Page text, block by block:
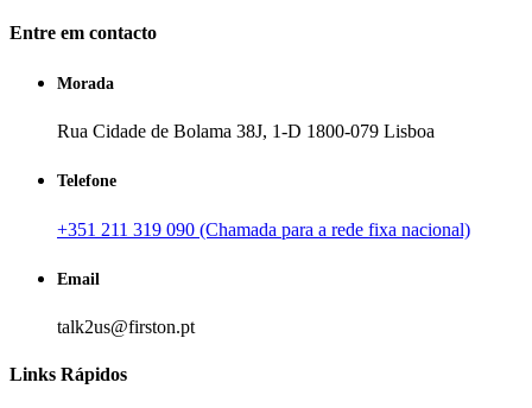
Entre em contacto
Morada
Rua Cidade de Bolama 38J, 1-D 1800-079 Lisboa
Telefone
+351 211 319 090 (Chamada para a rede fixa nacional)
Email
talk2us@firston.pt
Links Rápidos